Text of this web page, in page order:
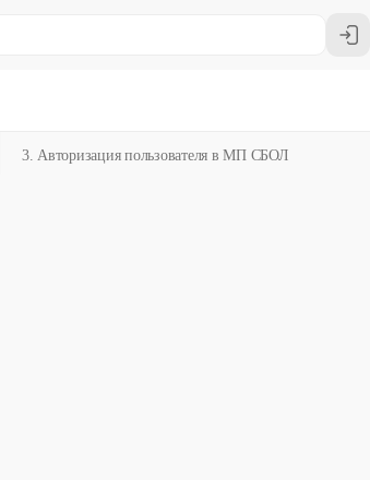
3. Авторизация пользователя в МП СБОЛ